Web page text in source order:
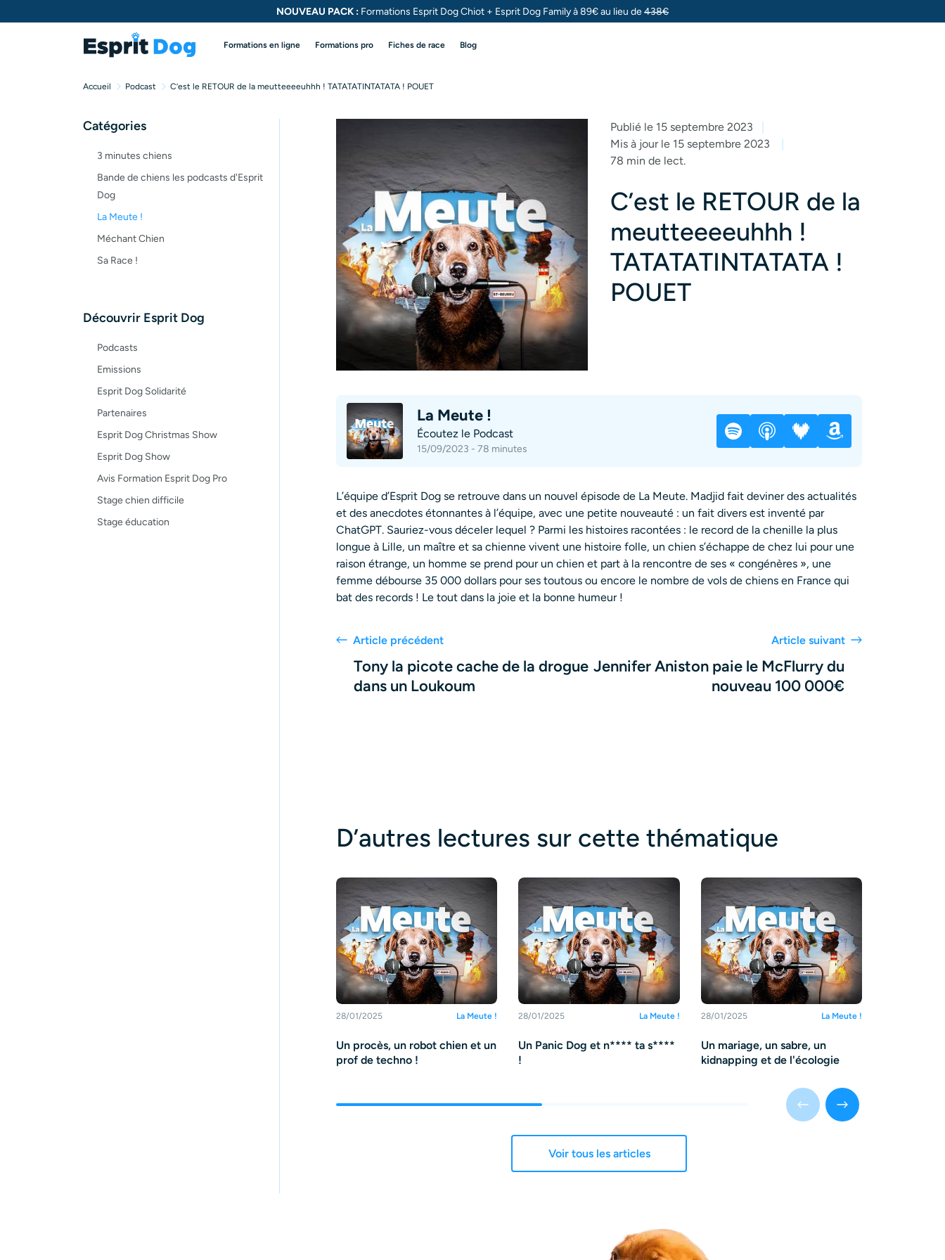
NOUVEAU PACK : Formations Esprit Dog Chiot + Esprit Dog Family à 89€ au lieu de438€
Formations en ligne Formations pro Fiches de race Blog
Accueil Podcast C’est le RETOUR de la meutteeeeuhhh ! TATATATINTATATA ! POUET
Catégories
3 minutes chiens
Bande de chiens les podcasts d'Esprit
Dog
La Meute !
Méchant Chien
Sa Race !
Découvrir Esprit Dog
Podcasts
Emissions
Esprit Dog Solidarité
Partenaires
Esprit Dog Christmas Show
Esprit Dog Show
Avis Formation Esprit Dog Pro
Stage chien difficile
Stage éducation
Publié le 15 septembre 2023
Mis à jour le 15 septembre 2023
78 min de lect.
C’est le RETOUR de la
meutteeeeuhhh !
TATATATINTATATA !
POUET
La Meute !
Écoutez le Podcast
15/09/2023 - 78 minutes
L’équipe d’Esprit Dog se retrouve dans un nouvel épisode de La Meute. Madjid fait deviner des actualités
et des anecdotes étonnantes à l’équipe, avec une petite nouveauté : un fait divers est inventé par
ChatGPT. Sauriez-vous déceler lequel ? Parmi les histoires racontées : le record de la chenille la plus
longue à Lille, un maître et sa chienne vivent une histoire folle, un chien s’échappe de chez lui pour une
raison étrange, un homme se prend pour un chien et part à la rencontre de ses « congénères », une
femme débourse 35 000 dollars pour ses toutous ou encore le nombre de vols de chiens en France qui
bat des records ! Le tout dans la joie et la bonne humeur !
Article précédent
Tony la picote cache de la drogue
dans un Loukoum
Article suivant
Jennifer Aniston paie le McFlurry du
nouveau 100 000€
D’autres lectures sur cette thématique
28/01/2025 La Meute !
Un procès, un robot chien et un
prof de techno !
28/01/2025 La Meute !
Un Panic Dog et n**** ta s****
!
28/01/2025 La Meute !
Un mariage, un sabre, un
kidnapping et de l'écologie
Voir tous les articles